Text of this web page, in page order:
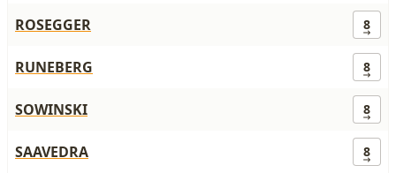
ROSEGGER 8
RUNEBERG 8
SOWINSKI 8
SAAVEDRA 8